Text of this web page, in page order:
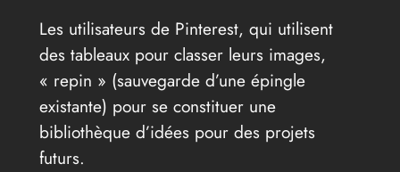
Les utilisateurs de Pinterest, qui utilisent
des tableaux pour classer leurs images,
« repin » (sauvegarde d’une épingle
existante) pour se constituer une
bibliothèque d’idées pour des projets
futurs.